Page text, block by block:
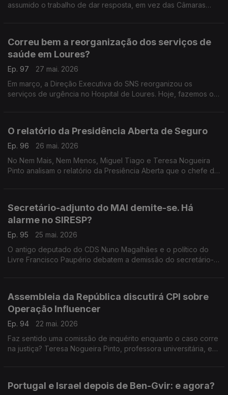
assumido o trabalho de dar resposta, em vez das Câmaras
Correu bem a reorganização dos serviços de
saúde em Loures?
Ep. 97
27 mai. 2026
Em março, a Direção Executiva do SNS reorganizou os
serviços de urgência no Hospital de Loures. Hoje, fazemos o
O relatório da Presidência Aberta de Seguro
Ep. 96
26 mai. 2026
No Nem Mais, Nem Menos, Miguel Tiago e Teresa Nogueira
Pinto analisam o relatório da Presiência Aberta que o chefe de
Secretário-adjunto do MAI demite-se. Há
alarme no SIRESP?
Ep. 95
25 mai. 2026
O antigo deputado do CDS Nuno Magalhães e o político do
Livre Francisco Paupério debatem a demissão do secretário-
Assembleia da República discutirá CPI sobre
Operação Influencer
Ep. 94
22 mai. 2026
Faz sentido uma comissão de inquérito enquanto o caso corre
na justiça? Teresa Nogueira Pinto, professora universitária, e
Portugal e Israel depois de Ben-Gvir: e agora?